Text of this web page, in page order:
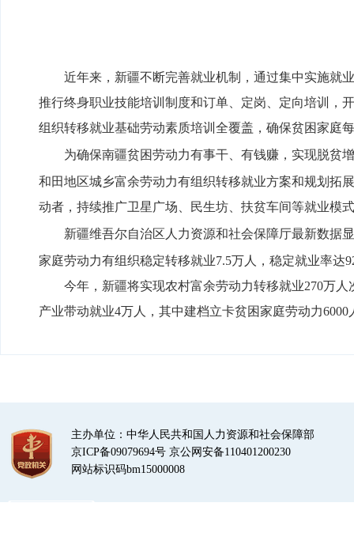
近年来，新疆不断完善就业机制，通过集中实施就
推行终身职业技能培训制度和订单、定岗、定向培训，
组织转移就业基础劳动素质培训全覆盖，确保贫困家庭
为确保南疆贫困劳动力有事干、有钱赚，实现脱贫
和田地区城乡富余劳动力有组织转移就业方案和规划拓
动者，持续推广卫星广场、民生坊、扶贫车间等就业模
新疆维吾尔自治区人力资源和社会保障厅最新数据
家庭劳动力有组织稳定转移就业7.5万人，稳定就业率达
今年，新疆将实现农村富余劳动力转移就业270万
产业带动就业4万人，其中建档立卡贫困家庭劳动力
主办单位：中华人民共和国人力资源和社会保障部
京ICP备09079694号 京公网安备110401200230
网站标识码bm15000008